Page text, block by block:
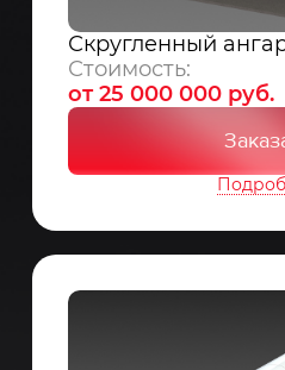
Скругленный
Стоимость:
от 25 000 000 руб.